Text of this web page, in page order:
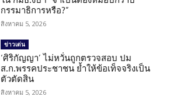
กรรมาธิการหรือ?”
สิงหาคม 5, 2026
ข่าวเด่น
‘ศิริกัญญา’ ไม่หวั่นถูกตรวจสอบ ปม
ส.ก.พรรคประชาชน ย้ำให้ข้อเท็จจริงเป็น
ตัวตัดสิน
สิงหาคม 5, 2026